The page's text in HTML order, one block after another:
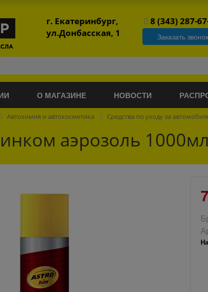
г. Екатеринбург,
ул.Донбасская, 1
8 (343) 287-
Заказать звонок
О МАГАЗИНЕ НОВОСТИ
Автохимия и автокосметика Средства по уходу за
аэрозоль